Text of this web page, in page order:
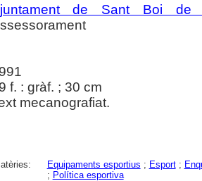
de Sant Boi de
f. : gràf. ; 30 cm
mecanografiat.
Equipaments esportius ; Esport;
; Política esportiva